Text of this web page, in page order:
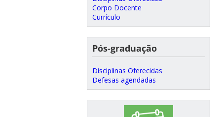
Corpo Docente
Currículo
Pós-graduação
Disciplinas Oferecidas
Defesas agendadas